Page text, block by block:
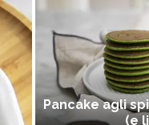
Pancake agli
(e